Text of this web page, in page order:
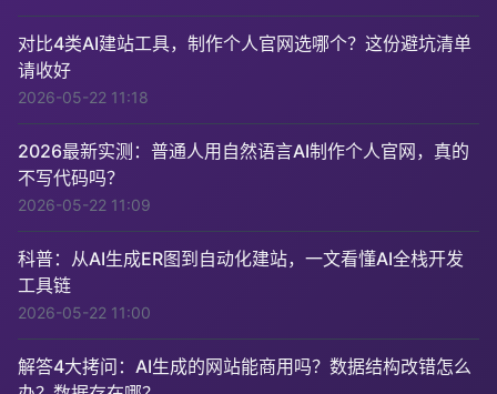
对比4类AI建站工具，制作个人官网选哪个？这份避坑清单
请收好
2026-05-22 11:18
2026最新实测：普通人用自然语言AI制作个人官网，真的
不写代码吗？
2026-05-22 11:09
科普：从AI生成ER图到自动化建站，一文看懂AI全栈开发
工具链
2026-05-22 11:00
解答4大拷问：AI生成的网站能商用吗？数据结构改错怎么